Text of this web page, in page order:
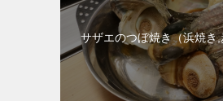
サザエのつぼ焼き（浜焼き